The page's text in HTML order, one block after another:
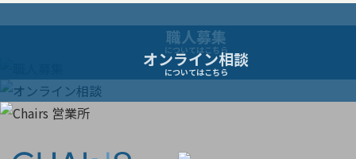
稿
ビ
職人募集
についてはこちら
オンライン相談
についてはこちら